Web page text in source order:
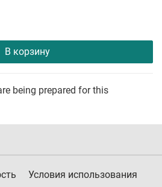
В корзину
being prepared for this
Условия использования